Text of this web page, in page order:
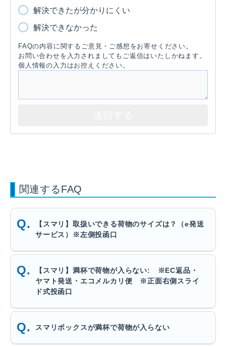
解決できたが分かりにくい
解決できなかった
FAQの内容に関するご意見・ご感想をお寄せください。
お問い合わせを入力されましてもご返信はいたしかねます。
個人情報の入力はお控えください。
関連するFAQ
【スマリ】取扱いできる荷物のサイズは？（e発送
サービス）※左側投函口
【スマリ】満杯で荷物が入らない: ※EC返品・
ヤマト発送・エコメルカリ便 ※正面右側スライ
ド式投函口
スマリボックスが満杯で荷物が入らない